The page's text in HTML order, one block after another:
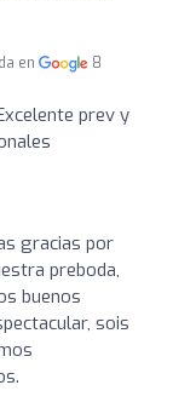
en
8
prev y
gracias por
preboda,
buenos
sois